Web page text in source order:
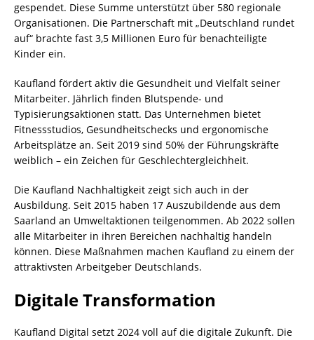
gespendet. Diese Summe unterstützt über 580 regionale
Organisationen. Die Partnerschaft mit „Deutschland rundet
auf“ brachte fast 3,5 Millionen Euro für benachteiligte
Kinder ein.
Kaufland fördert aktiv die Gesundheit und Vielfalt seiner
Mitarbeiter. Jährlich finden Blutspende- und
Typisierungsaktionen statt. Das Unternehmen bietet
Fitnessstudios, Gesundheitschecks und ergonomische
Arbeitsplätze an. Seit 2019 sind 50% der Führungskräfte
weiblich – ein Zeichen für Geschlechtergleichheit.
Die Kaufland Nachhaltigkeit zeigt sich auch in der
Ausbildung. Seit 2015 haben 17 Auszubildende aus dem
Saarland an Umweltaktionen teilgenommen. Ab 2022 sollen
alle Mitarbeiter in ihren Bereichen nachhaltig handeln
können. Diese Maßnahmen machen Kaufland zu einem der
attraktivsten Arbeitgeber Deutschlands.
Digitale Transformation
Kaufland Digital setzt 2024 voll auf die digitale Zukunft. Die